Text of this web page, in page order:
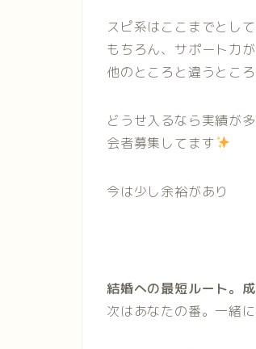
スピ系はここまでとして
もちろん、サポート力
他のところと違うとこ
どうせ入るなら実績が
会者募集してます
今は少し余裕があり
結婚への最短ルート。
次はあなたの番。一緒